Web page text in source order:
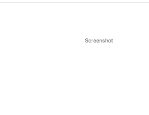
Screenshot